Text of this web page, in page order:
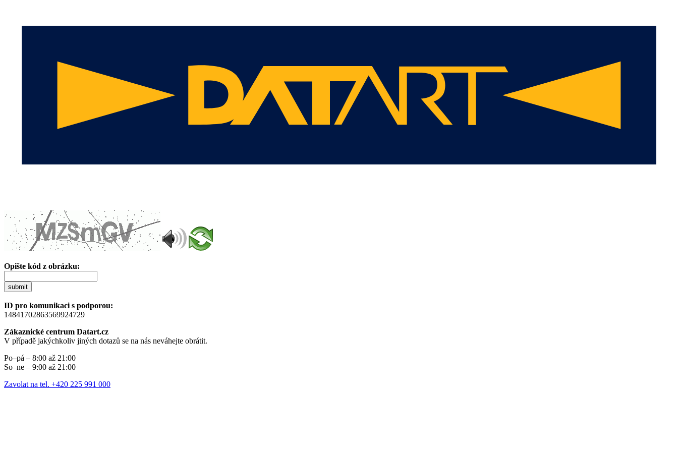
Opište kód z obrázku:
submit
ID pro komunikaci s podporou:
14841702863569924729
Zákaznické centrum Datart.cz
V případě jakýchkoliv jiných dotazů se na nás neváhejte obrátit.
Po–pá – 8:00 až 21:00
So–ne – 9:00 až 21:00
Zavolat na tel. +420 225 991 000